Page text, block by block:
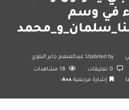
في وسم
Updated by عبدالمنعم جابر البلوي
18 مشاهدات
إشارة مرجعية A+A-